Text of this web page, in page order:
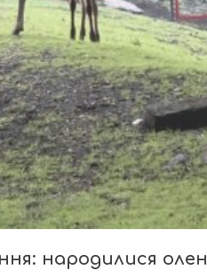
народилися